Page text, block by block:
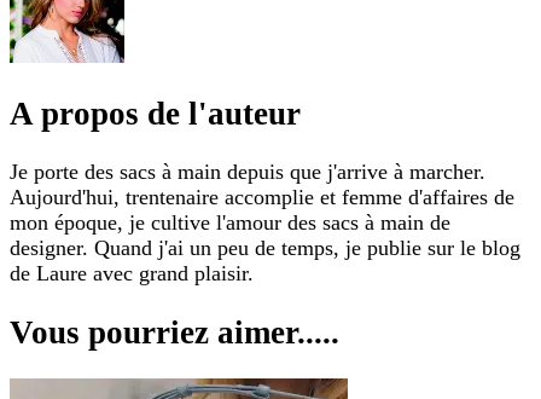
A propos de l'auteur
Je porte des sacs à main depuis que j'arrive à marcher.
Aujourd'hui, trentenaire accomplie et femme d'affaires de
mon époque, je cultive l'amour des sacs à main de
designer. Quand j'ai un peu de temps, je publie sur le blog
de Laure avec grand plaisir.
Vous pourriez aimer.....